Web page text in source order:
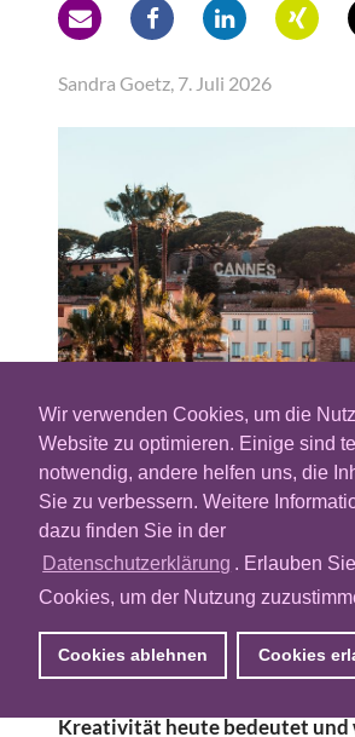
Wir verwenden Cookies, um die
Website zu optimieren. Einige sind
notwendig, andere helfen uns, die
Sie zu verbessern. Weitere
dazu finden Sie in der
Datenschutzerklärung . Erlauben Sie
Cookies, um der Nutzung
Cookies ablehnen Cookies
Sandra Goetz, 7. Juli 2026
Zum 73. Mal hat die
ihre Löwen vergeben, und wie in
wird geklagt. Die einen sehen
Tech erobert und den
Nebensache verkommen. Die
die Trophäen und finden
Löwen und ohne Grand Prix
Beide Lesarten greifen zu kurz.
Kreativität heute bedeutet und